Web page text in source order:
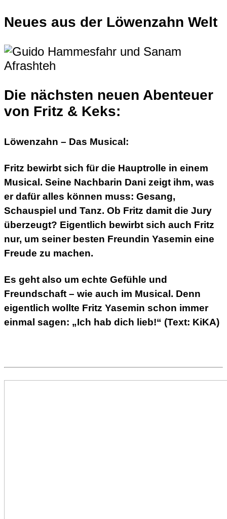
Neues aus der Löwenzahn Welt
Die nächsten neuen Abenteuer
von Fritz & Keks:
Löwenzahn – Das Musical:
Fritz bewirbt sich für die Hauptrolle in einem
Musical. Seine Nachbarin Dani zeigt ihm, was
er dafür alles können muss: Gesang,
Schauspiel und Tanz. Ob Fritz damit die Jury
überzeugt? Eigentlich bewirbt sich auch Fritz
nur, um seiner besten Freundin Yasemin eine
Freude zu machen.
Es geht also um echte Gefühle und
Freundschaft – wie auch im Musical. Denn
eigentlich wollte Fritz Yasemin schon immer
einmal sagen: „Ich hab dich lieb!“ (Text: KiKA)